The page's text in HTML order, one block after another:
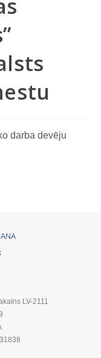
darba devēju
LV-2111